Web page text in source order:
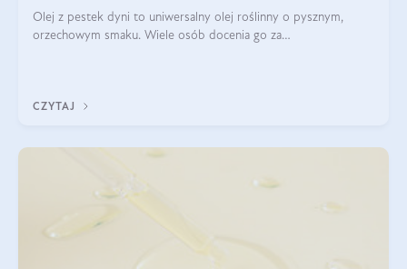
Olej z pestek dyni to uniwersalny olej roślinny o pysznym,
orzechowym smaku. Wiele osób docenia go za
CZYTAJ